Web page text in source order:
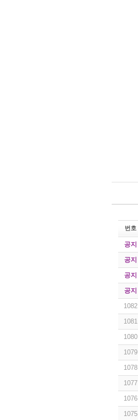
번호
공지
공지
공지
공지
1082
1081
1080
1079
1078
1077
1076
1075